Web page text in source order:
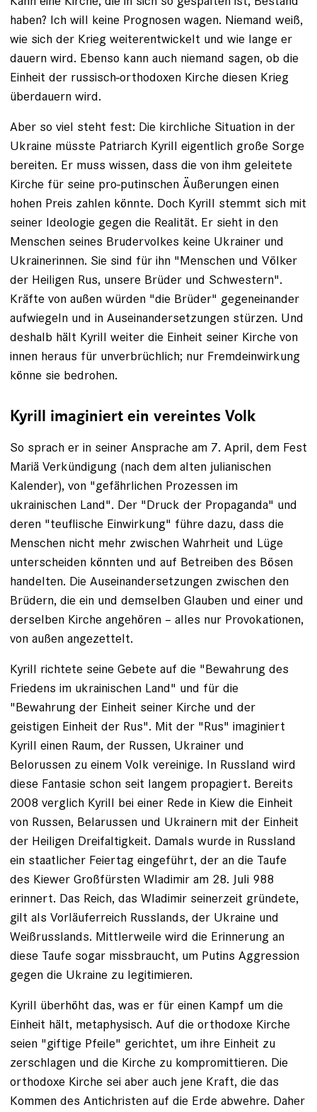
haben? Ich will keine Prognosen wagen. Niemand weiß,
wie sich der Krieg weiterentwickelt und wie lange er
dauern wird. Ebenso kann auch niemand sagen, ob die
Einheit der russisch-orthodoxen Kirche diesen Krieg
überdauern wird.
Aber so viel steht fest: Die kirchliche Situation in der
Ukraine müsste Patriarch Kyrill eigentlich große Sorge
bereiten. Er muss wissen, dass die von ihm geleitete
Kirche für seine pro-putinschen Äußerungen einen
hohen Preis zahlen könnte. Doch Kyrill stemmt sich mit
seiner Ideologie gegen die Realität. Er sieht in den
Menschen seines Brudervolkes keine Ukrainer und
Ukrainerinnen. Sie sind für ihn "Menschen und Völker
der Heiligen Rus, unsere Brüder und Schwestern".
Kräfte von außen würden "die Brüder" gegeneinander
aufwiegeln und in Auseinandersetzungen stürzen. Und
deshalb hält Kyrill weiter die Einheit seiner Kirche von
innen heraus für unverbrüchlich; nur Fremdeinwirkung
könne sie bedrohen.
Kyrill imaginiert ein vereintes Volk
So sprach er in seiner Ansprache am 7. April, dem Fest
Mariä Verkündigung (nach dem alten julianischen
Kalender), von "gefährlichen Prozessen im
ukrainischen Land". Der "Druck der Propaganda" und
deren "teuflische Einwirkung" führe dazu, dass die
Menschen nicht mehr zwischen Wahrheit und Lüge
unterscheiden könnten und auf Betreiben des Bösen
handelten. Die Auseinandersetzungen zwischen den
Brüdern, die ein und demselben Glauben und einer und
derselben Kirche angehören – alles nur Provokationen,
von außen angezettelt.
Kyrill richtete seine Gebete auf die "Bewahrung des
Friedens im ukrainischen Land" und für die
"Bewahrung der Einheit seiner Kirche und der
geistigen Einheit der Rus". Mit der "Rus" imaginiert
Kyrill einen Raum, der Russen, Ukrainer und
Belorussen zu einem Volk vereinige. In Russland wird
diese Fantasie schon seit langem propagiert. Bereits
2008 verglich Kyrill bei einer Rede in Kiew die Einheit
von Russen, Belarussen und Ukrainern mit der Einheit
der Heiligen Dreifaltigkeit. Damals wurde in Russland
ein staatlicher Feiertag eingeführt, der an die Taufe
des Kiewer Großfürsten Wladimir am 28. Juli 988
erinnert. Das Reich, das Wladimir seinerzeit gründete,
gilt als Vorläuferreich Russlands, der Ukraine und
Weißrusslands. Mittlerweile wird die Erinnerung an
diese Taufe sogar missbraucht, um Putins Aggression
gegen die Ukraine zu legitimieren.
Kyrill überhöht das, was er für einen Kampf um die
Einheit hält, metaphysisch. Auf die orthodoxe Kirche
seien "giftige Pfeile" gerichtet, um ihre Einheit zu
zerschlagen und die Kirche zu kompromittieren. Die
orthodoxe Kirche sei aber auch jene Kraft, die das
Kommen des Antichristen auf die Erde abwehre. Daher